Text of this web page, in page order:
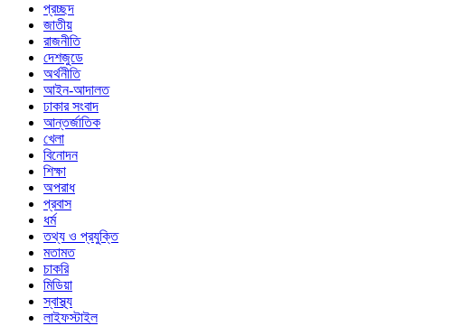
প্রচ্ছদ
জাতীয়
রাজনীতি
দেশজুডে
অর্থনীতি
আইন-আদালত
ঢাকার সংবাদ
আন্তর্জাতিক
খেলা
বিনোদন
শিক্ষা
অপরাধ
প্রবাস
ধর্ম
তথ্য ও প্রযুক্তি
মতামত
চাকরি
মিডিয়া
স্বাস্থ্য
লাইফস্টাইল